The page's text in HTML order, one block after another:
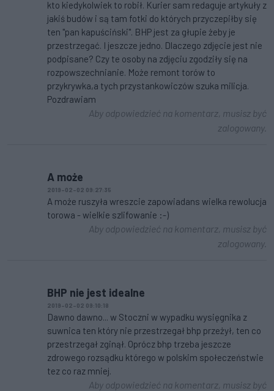
kto kiedykolwiek to robił. Kurier sam redaguje artykuły z
jakiś budów i są tam fotki do których przyczepiłby się
ten "pan kapuściński". BHP jest za głupie żeby je
przestrzegać. I jeszcze jedno. Dlaczego zdjęcie jest nie
podpisane? Czy te osoby na zdjęciu zgodziły się na
rozpowszechnianie. Może remont torów to
przykrywka,a tych przystankowiczów szuka milicja.
Pozdrawiam
Aby odpowiedzieć na komentarz, musisz być
zalogowany.
A może
2019-02-02 09:27:35
A może ruszyła wreszcie zapowiadans wielka rewolucja
torowa - wielkie szlifowanie :-)
Aby odpowiedzieć na komentarz, musisz być
zalogowany.
BHP nie jest idealne
2019-02-02 09:10:18
Dawno dawno... w Stoczni w wypadku wysięgnika z
suwnica ten który nie przestrzegał bhp przeżył, ten co
przestrzegał zginął. Oprócz bhp trzeba jeszcze
zdrowego rozsądku którego w polskim społeczeństwie
tez co raz mniej.
Aby odpowiedzieć na komentarz, musisz być